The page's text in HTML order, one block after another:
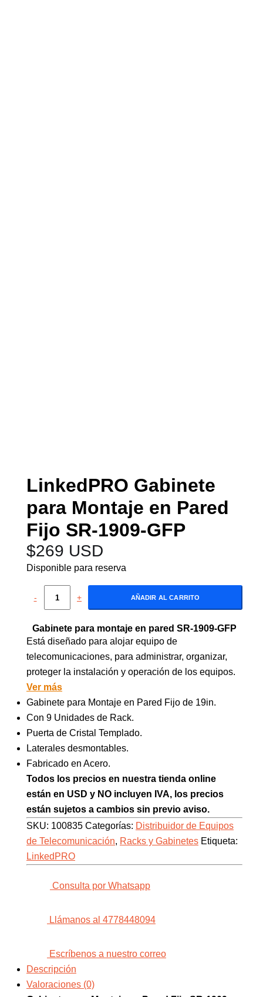
LinkedPRO Gabinete
para Montaje en Pared
Fijo SR-1909-GFP
$269 USD
Disponible para reserva
- + AÑADIR AL CARRITO
Gabinete para montaje en pared SR-1909-GFP
Está diseñado para alojar equipo de
telecomunicaciones, para administrar, organizar,
proteger la instalación y operación de los equipos.
Ver más
Gabinete para Montaje en Pared Fijo de 19in.
Con 9 Unidades de Rack.
Puerta de Cristal Templado.
Laterales desmontables.
Fabricado en Acero.
Todos los precios en nuestra tienda online
están en USD y NO incluyen IVA, los precios
están sujetos a cambios sin previo aviso.
SKU: 100835 Categorías: Distribuidor de Equipos
de Telecomunicación, Racks y Gabinetes Etiqueta:
LinkedPRO
Consulta por Whatsapp
Llámanos al 4778448094
Escríbenos a nuestro correo
Descripción
Valoraciones (0)